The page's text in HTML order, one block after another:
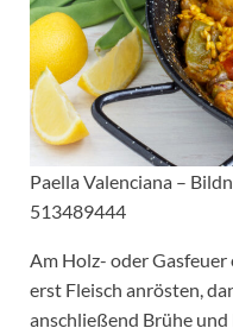
Paella Valenciana –
513489444
Am Holz- oder
erst Fleisch anrösten,
anschließend Brühe und